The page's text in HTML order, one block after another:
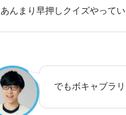
あんまり早押しクイズやって
でもボキャブラ